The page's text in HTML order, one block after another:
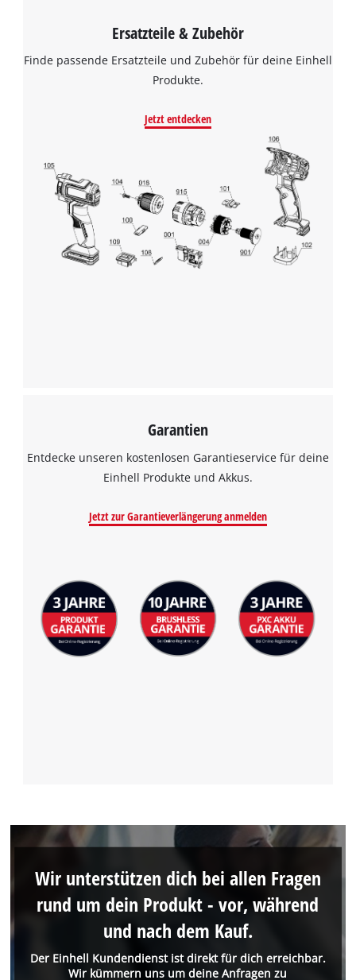
Ersatzteile & Zubehör
Finde passende Ersatzteile und Zubehör für deine Einhell
Produkte.
Jetzt entdecken
Garantien
Entdecke unseren kostenlosen Garantieservice für deine
Einhell Produkte und Akkus.
Jetzt zur Garantieverlängerung anmelden
Der Einhell Kundendienst ist direkt für dich erreichbar.
Wir kümmern uns um deine Anfragen zu
Wir unterstützen dich bei allen Fragen
rund um dein Produkt - vor, während
und nach dem Kauf.